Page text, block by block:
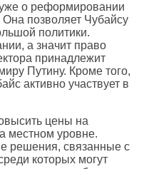
о реформировании
позволяет Чубайсу
политики.
а значит право
принадлежит
Путину. Кроме того,
активно участвует в
цены на
местном уровне.
решения, связанные с
которых могут